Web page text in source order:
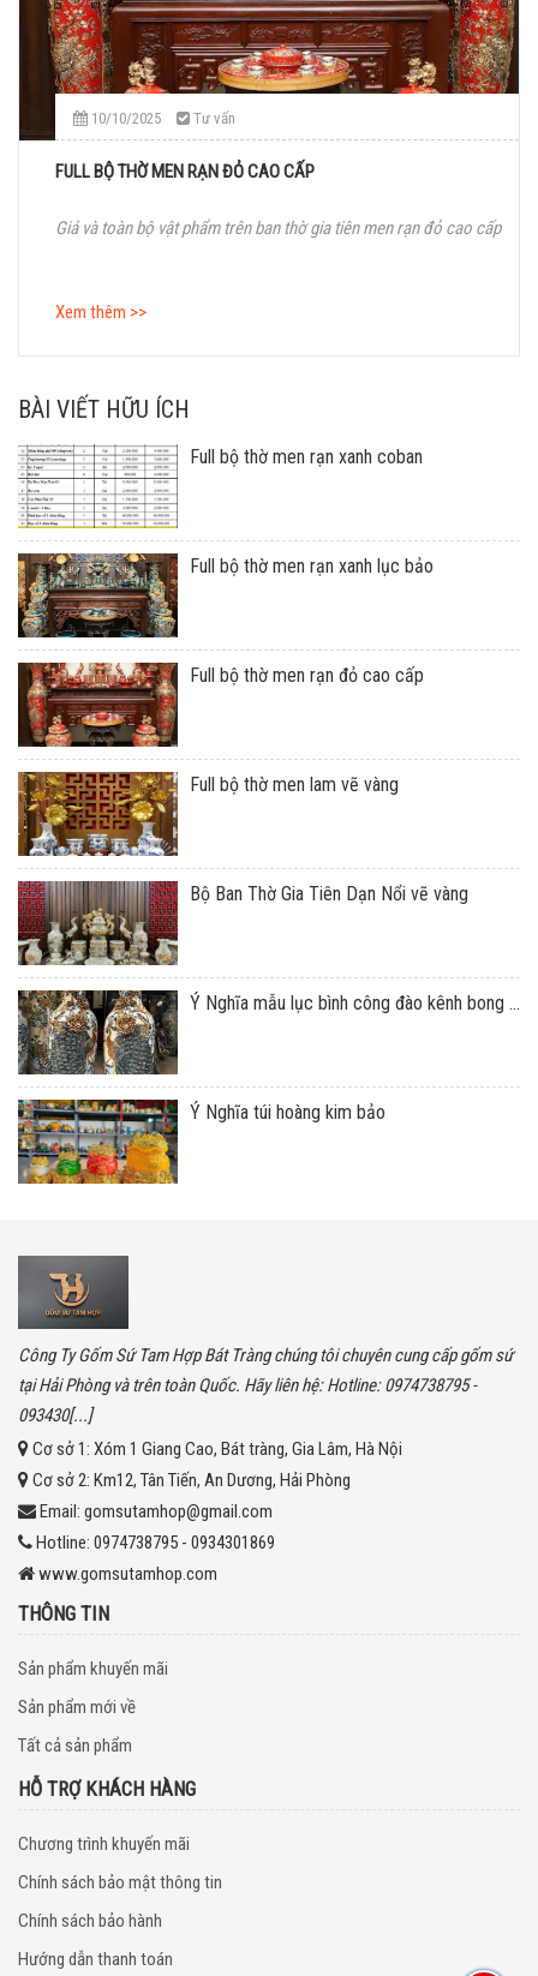
10/10/2025 Tư vấn
FULL BỘ THỜ MEN RẠN ĐỎ CAO CẤP
Giá và toàn bộ vật phẩm trên ban thờ gia tiên men rạn đỏ cao cấp
Xem thêm >>
BÀI VIẾT HỮU ÍCH
Full bộ thờ men rạn xanh coban
Full bộ thờ men rạn xanh lục bảo
Full bộ thờ men rạn đỏ cao cấp
Full bộ thờ men lam vẽ vàng
Bộ Ban Thờ Gia Tiên Dạn Nổi vẽ vàng
Ý Nghĩa mẫu lục bình công đào kênh bong ...
Ý Nghĩa túi hoàng kim bảo
Công Ty Gốm Sứ Tam Hợp Bát Tràng chúng tôi chuyên cung cấp gốm sứ
tại Hải Phòng và trên toàn Quốc. Hãy liên hệ: Hotline: 0974738795 -
093430[...]
Cơ sở 1: Xóm 1 Giang Cao, Bát tràng, Gia Lâm, Hà Nội
Cơ sở 2: Km12, Tân Tiến, An Dương, Hải Phòng
Email: gomsutamhop@gmail.com
Hotline: 0974738795 - 0934301869
www.gomsutamhop.com
THÔNG TIN
Sản phẩm khuyến mãi
Sản phẩm mới về
Tất cả sản phẩm
HỖ TRỢ KHÁCH HÀNG
Chương trình khuyến mãi
Chính sách bảo mật thông tin
Chính sách bảo hành
Hướng dẫn thanh toán